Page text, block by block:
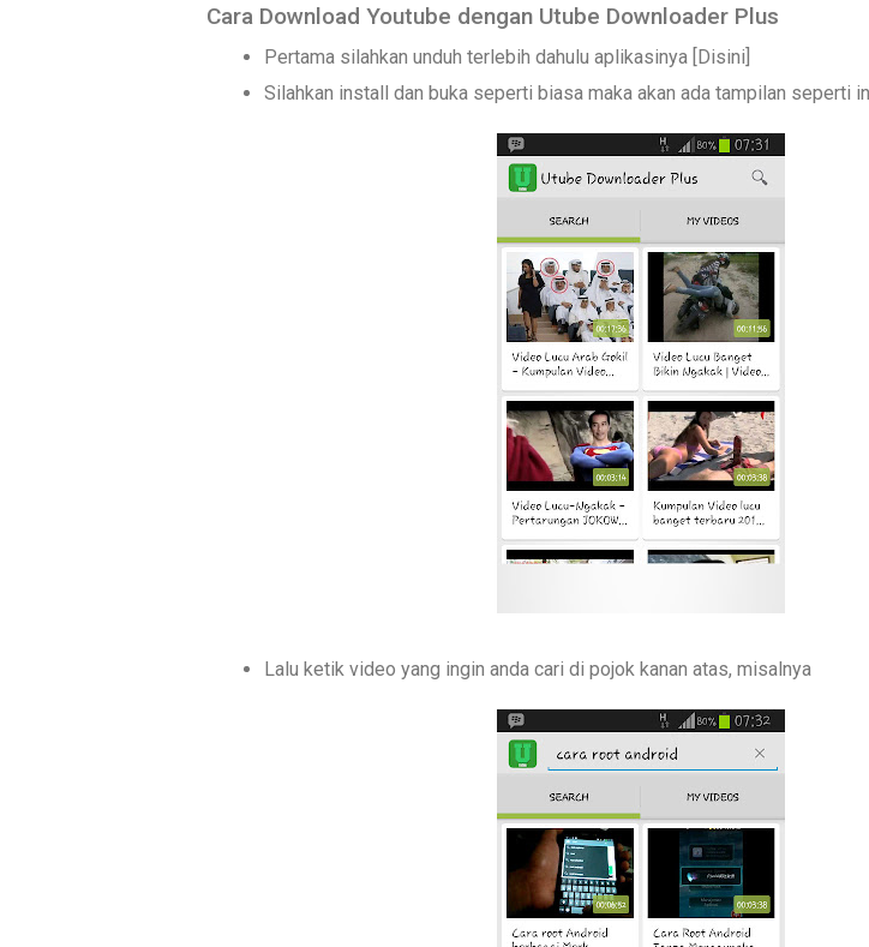
Cara Download Youtube dengan Utube Downloader Plus
Pertama silahkan unduh terlebih dahulu aplikasinya [Disini]
Silahkan install dan buka seperti biasa maka akan ada tampilan seperti
Lalu ketik video yang ingin anda cari di pojok kanan atas, misalnya